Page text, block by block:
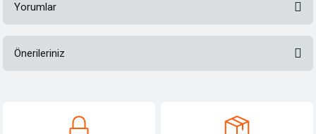
Yorumlar
Önerileriniz
Görüş ve önerileriniz için teşekkür ederiz.